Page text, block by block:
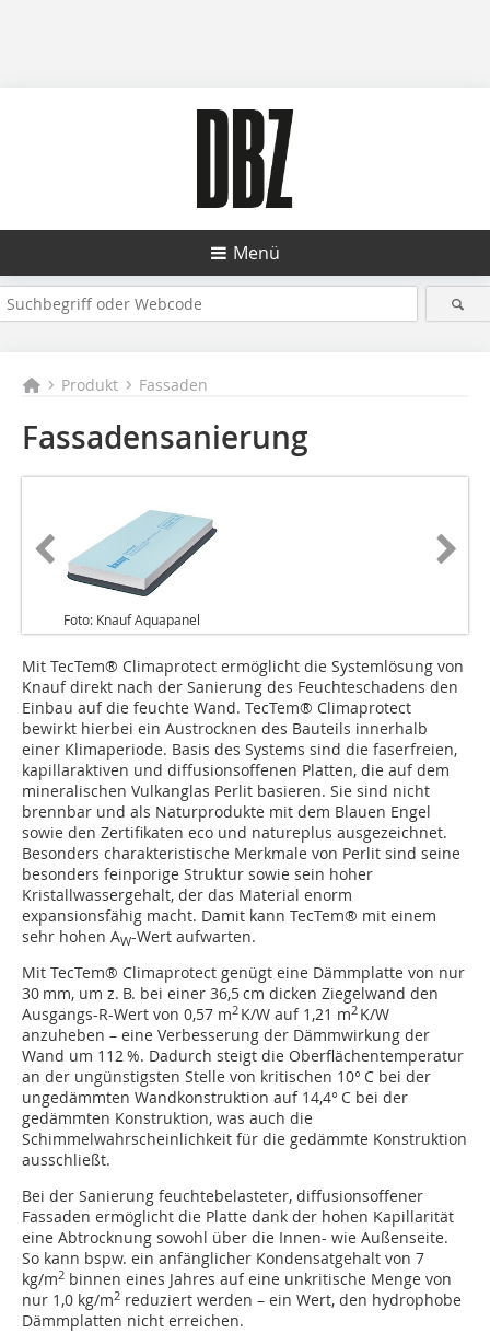
Menü
Produkt Fassaden
Fassadensanierung
Foto: Knauf Aquapanel
Mit TecTem® Climaprotect ermöglicht die Systemlösung von
Knauf direkt nach der Sanierung des Feuchteschadens den
Einbau auf die feuchte Wand. TecTem® Climaprotect
bewirkt hierbei ein Austrocknen des Bauteils innerhalb
einer Klimaperiode. Basis des Systems sind die faserfreien,
kapillaraktiven und diffusionsoffenen Platten, die auf dem
mineralischen Vulkanglas Perlit basieren. Sie sind nicht
brennbar und als Naturprodukte mit dem Blauen Engel
sowie den Zertifikaten eco und natureplus ausgezeichnet.
Besonders charakteristische Merkmale von Perlit sind seine
besonders feinporige Struktur sowie sein hoher
Kristallwassergehalt, der das Material enorm
expansionsfähig macht. Damit kann TecTem® mit einem
sehr hohen AW-Wert aufwarten.
Mit TecTem® Climaprotect genügt eine Dämmplatte von nur
30 mm, um z. B. bei einer 36,5 cm dicken Ziegelwand den
Ausgangs-R-Wert von 0,57 m2 K/W auf 1,21 m2 K/W
anzuheben – eine Verbesserung der Dämmwirkung der
Wand um 112 %. Dadurch steigt die Oberflächentemperatur
an der ungünstigsten Stelle von kritischen 10° C bei der
ungedämmten Wandkonstruktion auf 14,4° C bei der
gedämmten Konstruktion, was auch die
Schimmelwahrscheinlichkeit für die gedämmte Konstruktion
ausschließt.
Bei der Sanierung feuchtebelasteter, diffusionsoffener
Fassaden ermöglicht die Platte dank der hohen Kapillarität
eine Abtrocknung sowohl über die Innen- wie Außenseite.
So kann bspw. ein anfänglicher Kondensatgehalt von 7
kg/m2 binnen eines Jahres auf eine unkritische Menge von
nur 1,0 kg/m2 reduziert werden – ein Wert, den hydrophobe
Dämmplatten nicht erreichen.